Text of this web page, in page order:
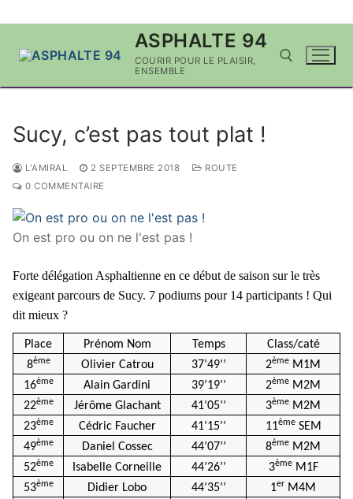
ASPHALTE 94
COURIR POUR LE PLAISIR,
ENSEMBLE
Sucy, c’est pas tout plat !
L'AMIRAL 2 SEPTEMBRE 2018
ROUTE
0 COMMENTAIRE
On est pro ou on ne l'est pas !
Forte délégation Asphaltienne en ce début de saison sur le très
exigeant parcours de Sucy. 7 podiums pour 14 participants ! Qui
dit mieux ?
Place Prénom Nom Temps
Class/caté
8ème Olivier Catrou 37’49’’ 2ème M1M
16ème Alain Gardini 39’19’’ 2ème M2M
22ème Jérôme Glachant 41’05’’ 3ème M2M
23ème Cédric Faucher 41’15’’ 11èmeSEM
49ème Daniel Cossec 44’07’’ 8ème M2M
52ème Isabelle Corneille 44’26’’ 3èmeM1F
53ème Didier Lobo 44’35’’ 1er M4M